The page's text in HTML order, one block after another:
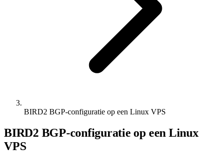
BIRD2 BGP-configuratie op een Linux VPS
BIRD2 BGP-configuratie op een Linux
VPS